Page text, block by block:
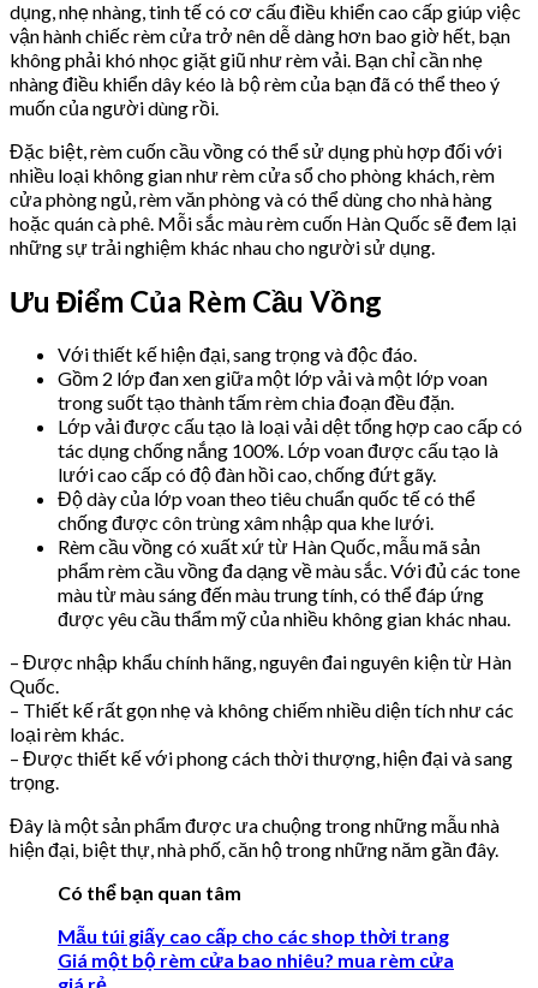
dụng, nhẹ nhàng, tinh tế có cơ cấu điều khiển cao cấp giúp việc
vận hành chiếc rèm cửa trở nên dễ dàng hơn bao giờ hết, bạn
không phải khó nhọc giặt giũ như rèm vải. Bạn chỉ cần nhẹ
nhàng điều khiển dây kéo là bộ rèm của bạn đã có thể theo ý
muốn của người dùng rồi.
Đặc biệt, rèm cuốn cầu vồng có thể sử dụng phù hợp đối với
nhiều loại không gian như rèm cửa sổ cho phòng khách, rèm
cửa phòng ngủ, rèm văn phòng và có thể dùng cho nhà hàng
hoặc quán cà phê. Mỗi sắc màu rèm cuốn Hàn Quốc sẽ đem lại
những sự trải nghiệm khác nhau cho người sử dụng.
Ưu Điểm Của Rèm Cầu Vồng
Với thiết kế hiện đại, sang trọng và độc đáo.
Gồm 2 lớp đan xen giữa một lớp vải và một lớp voan
trong suốt tạo thành tấm rèm chia đoạn đều đặn.
Lớp vải được cấu tạo là loại vải dệt tổng hợp cao cấp có
tác dụng chống nắng 100%. Lớp voan được cấu tạo là
lưới cao cấp có độ đàn hồi cao, chống đứt gãy.
Độ dày của lớp voan theo tiêu chuẩn quốc tế có thể
chống được côn trùng xâm nhập qua khe lưới.
Rèm cầu vồng có xuất xứ từ Hàn Quốc, mẫu mã sản
phẩm rèm cầu vồng đa dạng về màu sắc. Với đủ các tone
màu từ màu sáng đến màu trung tính, có thể đáp ứng
được yêu cầu thẩm mỹ của nhiều không gian khác nhau.
– Được nhập khẩu chính hãng, nguyên đai nguyên kiện từ Hàn
Quốc.
– Thiết kế rất gọn nhẹ và không chiếm nhiều diện tích như các
loại rèm khác.
– Được thiết kế với phong cách thời thượng, hiện đại và sang
trọng.
Đây là một sản phẩm được ưa chuộng trong những mẫu nhà
hiện đại, biệt thự, nhà phố, căn hộ trong những năm gần đây.
Có thể bạn quan tâm
Mẫu túi giấy cao cấp cho các shop thời trang
Giá một bộ rèm cửa bao nhiêu? mua rèm cửa